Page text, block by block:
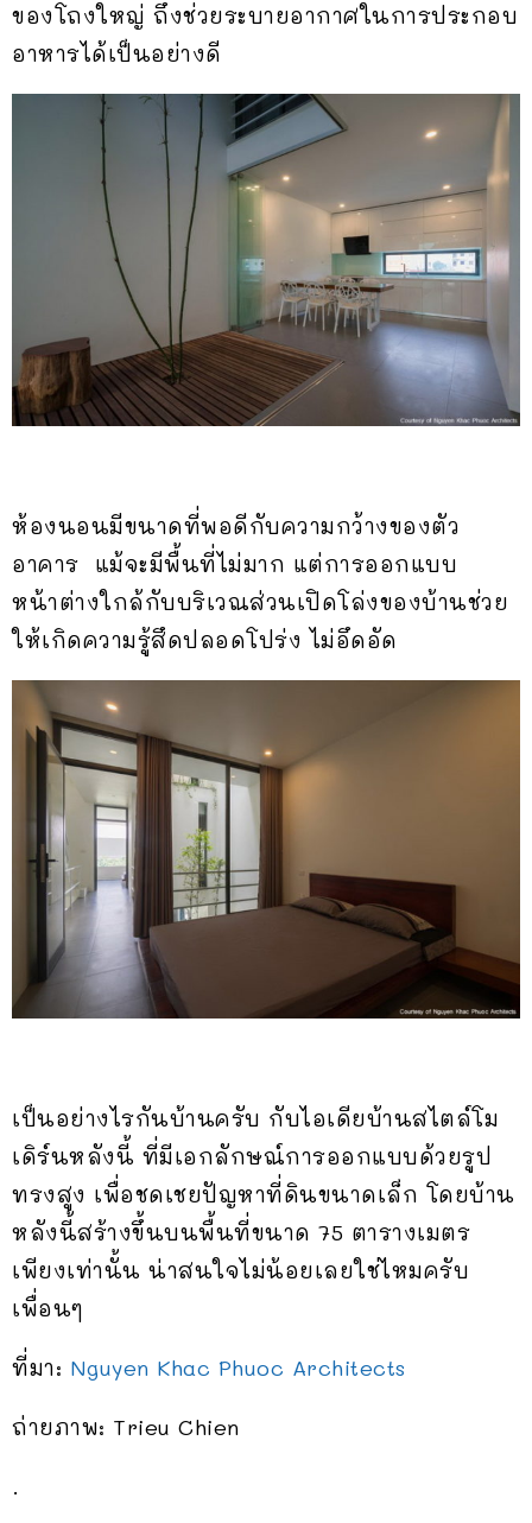
ของโถงใหญ่ ถึงช่วยระบายอากาศในการประกอบ
อาหารได้เป็นอย่างดี
ห้องนอนมีขนาดที่พอดีกับความกว้างของตัว
อาคาร แม้จะมีพื้นที่ไม่มาก แต่การออกแบบ
หน้าต่างใกล้กับบริเวณส่วนเปิดโล่งของบ้านช่วย
ให้เกิดความรู้สึดปลอดโปร่ง ไม่อึดอัด
เป็นอย่างไรกันบ้านครับ กับไอเดียบ้านสไตล์โม
เดิร์นหลังนี้ ที่มีเอกลักษณ์การออกแบบด้วยรูป
ทรงสูง เพื่อชดเชยปัญหาที่ดินขนาดเล็ก โดยบ้าน
หลังนี้สร้างขึ้นบนพื้นที่ขนาด 75 ตารางเมตร
เพียงเท่านั้น น่าสนใจไม่น้อยเลยใช่ไหมครับ
เพื่อนๆ
ที่มา: Nguyen Khac Phuoc Architects
ถ่ายภาพ: Trieu Chien
.